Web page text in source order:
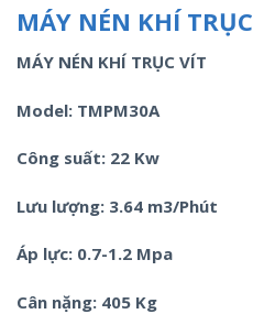
MÁY NÉN KHÍ
MÁY NÉN KHÍ TRỤC VÍT
Model: TMPM30A
Công suất: 22 Kw
Lưu lượng: 3.64 m3/Phút
Áp lực: 0.7-1.2 Mpa
Cân nặng: 405 Kg